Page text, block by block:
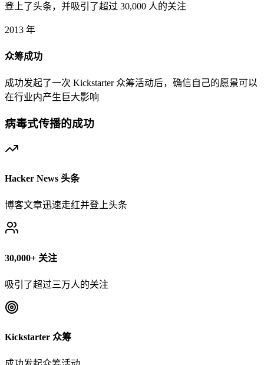
登上了头条，并吸引了超过 30,000 人的关注
2013 年
众筹成功
成功发起了一次 Kickstarter 众筹活动后，确信自己的愿景可以
在行业内产生巨大影响
病毒式传播的成功
Hacker News 头条
博客文章迅速走红并登上头条
30,000+ 关注
吸引了超过三万人的关注
Kickstarter 众筹